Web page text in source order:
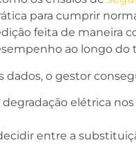
para cumprir
feita de maneira
ao longo do
dados, o gestor
elétrica
entre a